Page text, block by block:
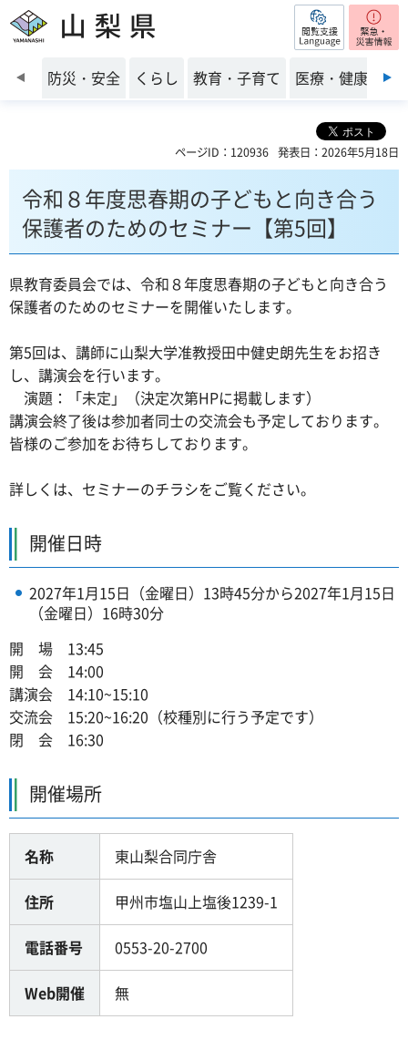
山梨県 閲覧支援
前のスライドを表示
防災・安全 くらし 教育・子育て 医療・健康・福
ページID：120936 発表日：2026年5月18日
令和８年度思春期の子どもと向き合う
保護者のためのセミナー【第5回】
県教育委員会では、令和８年度思春期の子どもと向き合う
保護者のためのセミナーを開催いたします。
第5回は、講師に山梨大学准教授田中健史朗先生をお招き
し、講演会を行います。
演題：「未定」（決定次第HPに掲載します）
講演会終了後は参加者同士の交流会も予定しております。
皆様のご参加をお待ちしております。
詳しくは、セミナーのチラシをご覧ください。
開催日時
2027年1月15日（金曜日）13時45分から2027年1月15日
（金曜日）16時30分
開 場 13:45
開 会 14:00
講演会 14:10~15:10
交流会 15:20~16:20（校種別に行う予定です）
閉 会 16:30
開催場所
名称 東山梨合同庁舎
住所 甲州市塩山上塩後1239-1
電話番号 0553-20-2700
Web開催 無